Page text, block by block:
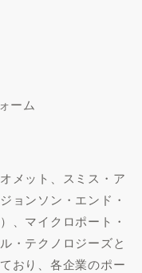
ーム
メット、スミス・ア
ョンソン・エンド・
、マイクロポート・
・テクノロジーズと
おり、各企業のポー